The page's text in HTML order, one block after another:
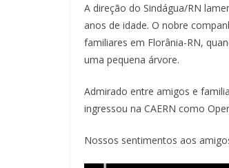
A direção do Sindágua/RN
anos de idade. O nobre
familiares em Florânia-RN,
uma pequena árvore.
Admirado entre amigos e
ingressou na CAERN como
Nossos sentimentos aos